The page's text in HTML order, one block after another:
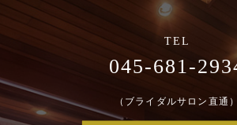
045-681-
（ブライダルサロン直通）